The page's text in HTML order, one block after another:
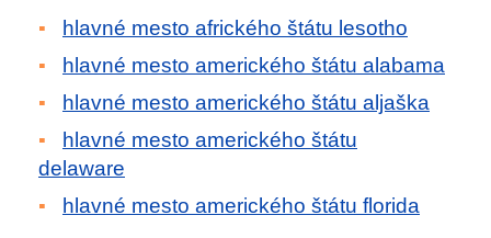
hlavné mesto afrického štátu lesotho
hlavné mesto amerického štátu alabama
hlavné mesto amerického štátu aljaška
hlavné mesto amerického štátu
delaware
hlavné mesto amerického štátu florida